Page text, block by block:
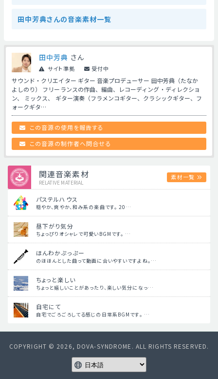
田中芳典さんの音楽素材一覧
田中芳典 さん
サイト準拠 受付中
サウンド・クリエイター ギター 音楽プロデューサー 田中芳典（たなか
よしのり） フリーランスの作曲、編曲、レコーディング・ディレクショ
ン、 ミックス、 ギター演奏（フラメンコギター、クラシックギター、フ
ォークギタ…
この音源の使用を報告する
この音源の制作者へ問合せる
関連音楽素材
RELATIVE MATERIAL
素材一覧
パステルハウス
穏やか、爽やか、和み系の楽曲です。 20…
昼下がり気分
ちょっぴりオシャレで可愛いBGMです。 …
ほんわかぷっぷー
のほほんとした曲って動画に合いやすいですよね。…
ちょっと楽しい
ちょっと嬉しいことがあったり、楽しい気分になっ…
自宅にて
自宅でごろごろしてる感じの日常系BGMです。 …
COPYRIGHT © 2026, DOVA-SYNDROME. ALL RIGHTS RESERVED.